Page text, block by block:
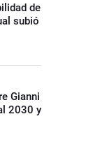
de
subió
Gianni
2030 y